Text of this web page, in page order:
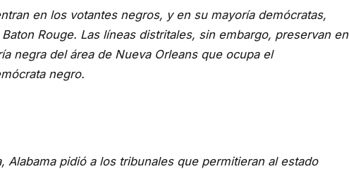
en los votantes negros, y en su mayoría demócratas,
Rouge. Las líneas distritales, sin embargo, preservan en
negra del área de Nueva Orleans que ocupa el
negro.
Alabama pidió a los tribunales que permitieran al estado